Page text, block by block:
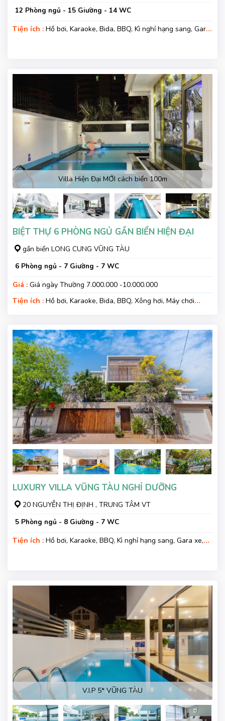
12 Phòng ngủ - 15 Giường - 14 WC
Tiện ích : Hồ bơi, Karaoke, Bida, BBQ, Kì nghỉ hạng sang, Gara
Villa Hiện Đại MỚI cách biển 100m
BIỆT THỰ 6 PHÒNG NGỦ GẦN BIỂN HIỆN ĐẠI
gần biển LONG CUNG VŨNG TÀU
6 Phòng ngủ - 7 Giường - 7 WC
Giá : Giá ngày Thường 7.000.000 -10.000.000
Tiện ích : Hồ bơi, Karaoke, Bida, BBQ, Xông hơi, Máy chơi
LUXURY VILLA VŨNG TÀU NGHỈ DƯỠNG
20 NGUYỄN THỊ ĐỊNH , TRUNG TÂM VT
5 Phòng ngủ - 8 Giường - 7 WC
Tiện ích : Hồ bơi, Karaoke, BBQ, Kì nghỉ hạng sang, Gara xe,
V.I.P 5* VŨNG TÀU